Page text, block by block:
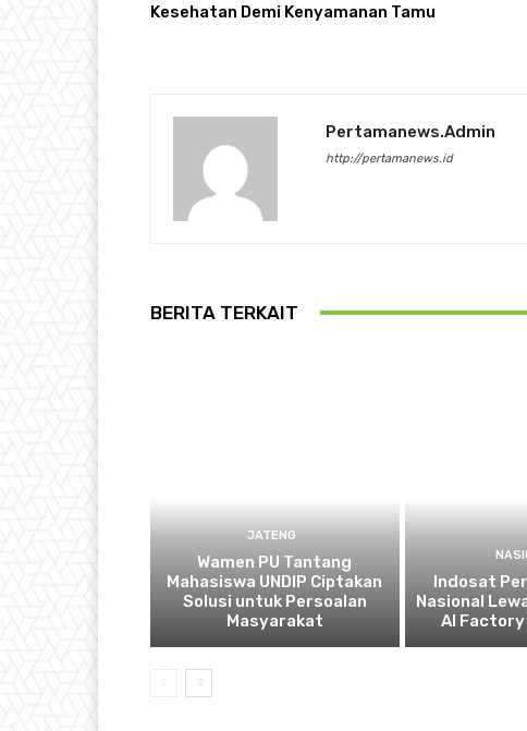
Kesehatan Demi Kenyamanan Tamu
Pertamanews.admin
http://pertamanews.id
BERITA TERKAIT
JATENG
Wamen PU Tantang
Mahasiswa UNDIP Ciptakan
Solusi untuk Persoalan
Masyarakat
Indosat
Nasional
AI Factory